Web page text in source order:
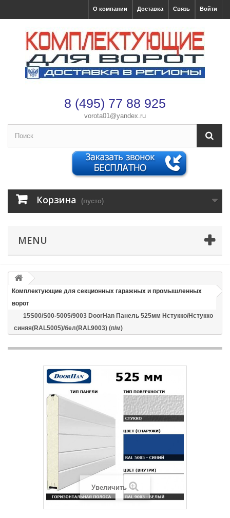
Войти
Связь
Доставка
О компании
8 (495) 77 88 925
vorota01@yandex.ru
Корзина (пусто)
MENU
Комплектующие для секционных гаражных и промышленных
ворот
15S00/S00-5005/9003 DoorHan Панель 525мм Нстукко/Нстукко
синяя(RAL5005)/бел(RAL9003) (п/м)
Увеличить
Оформление заказа
После оформления заказа с вами свяжется менеджер
Телефон*
Способ доставки
Время доставки: стоимость доставки по тарифам СДЭК
оплачивается при получении
Адрес если нужен
Способ оплаты*